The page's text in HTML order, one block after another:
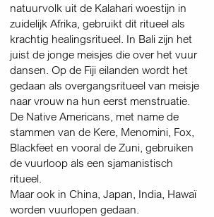
natuurvolk uit de Kalahari woestijn in
zuidelijk Afrika, gebruikt dit ritueel als
krachtig healingsritueel. In Bali zijn het
juist de jonge meisjes die over het vuur
dansen. Op de Fiji eilanden wordt het
gedaan als overgangsritueel van meisje
naar vrouw na hun eerst menstruatie.
De Native Americans, met name de
stammen van de Kere, Menomini, Fox,
Blackfeet en vooral de Zuni, gebruiken
de vuurloop als een sjamanistisch
ritueel.
Maar ook in China, Japan, India, Hawaï
worden vuurlopen gedaan.